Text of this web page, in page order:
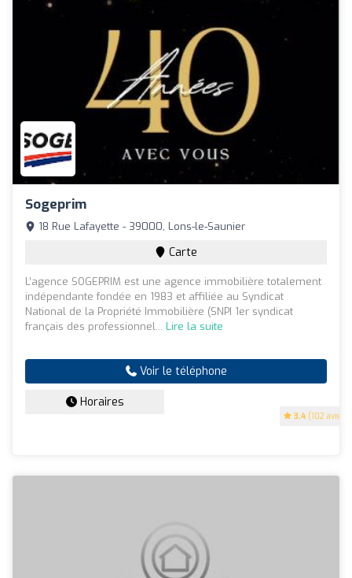
Sogeprim
3.4 (102 avis)
18 Rue Lafayette - 39000, Lons-le-Saunier
Carte
L’agence SOGEPRIM est une agence immobilière totalement
indépendante fondée en 1983 et affiliée au Syndicat
National de la Propriété Immobilière (SNPI 1er syndicat
français des professionnel... Lire la suite
Voir le téléphone
Horaires